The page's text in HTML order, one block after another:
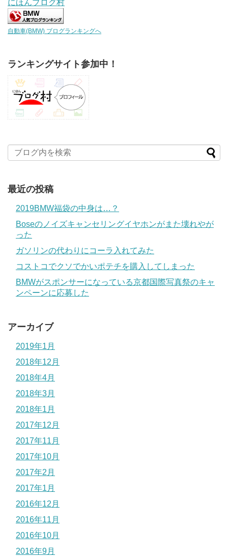
にほんブログ村
自動車(BMW) ブログランキングへ
ランキングサイト参加中！
最近の投稿
2019BMW福袋の中身は…？
Boseのノイズキャンセリングイヤホンがまた壊れやが
った
ガソリンの代わりにコーラ入れてみた
コストコでクソでかいポテチを購入してしまった
BMWがスポンサーになっている京都国際写真祭のキャ
ンペーンに応募した
アーカイブ
2019年1月
2018年12月
2018年4月
2018年3月
2018年1月
2017年12月
2017年11月
2017年10月
2017年2月
2017年1月
2016年12月
2016年11月
2016年10月
2016年9月